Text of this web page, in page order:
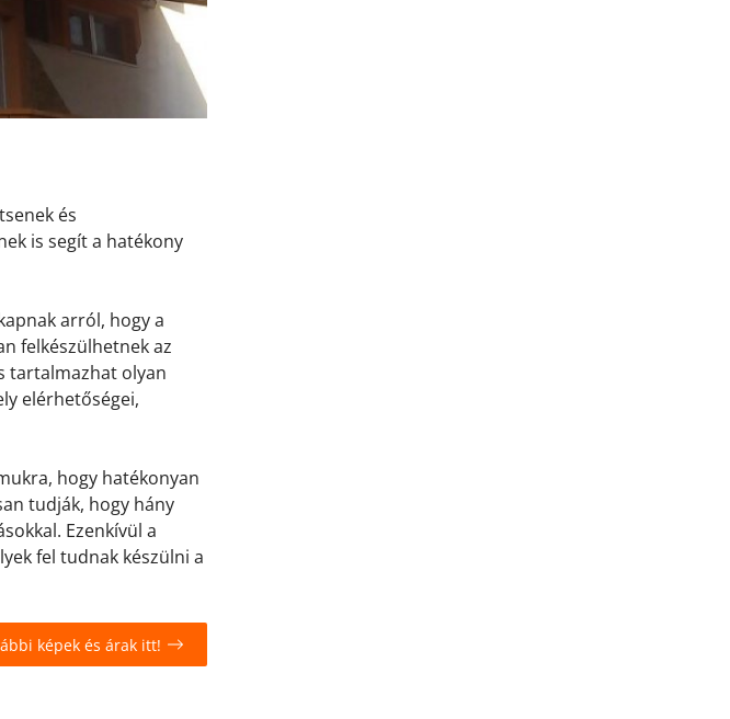
és
is segít a hatékony
arról, hogy a
felkészülhetnek az
tartalmazhat olyan
elérhetőségei,
hogy hatékonyan
tudják, hogy hány
Ezenkívül a
fel tudnak készülni a
képek és árak itt!